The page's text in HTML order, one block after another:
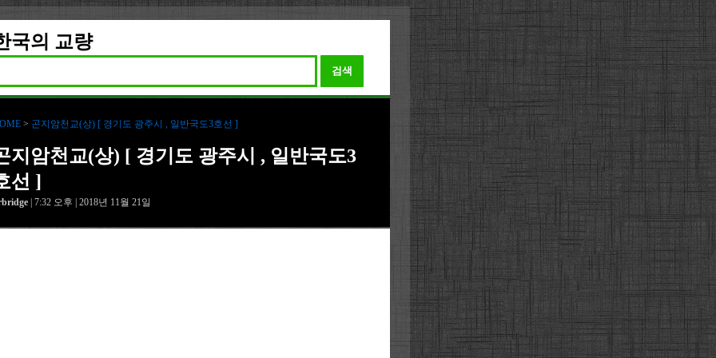
국의 교량
검색
> 곤지암천교(상) [ 경기도 광주시 , 일반국도3호선 ]
지암천교(상) [ 경기도 광주시 , 일반국도3
선 ]
| 7:32 오후 | 2018년 11월 21일